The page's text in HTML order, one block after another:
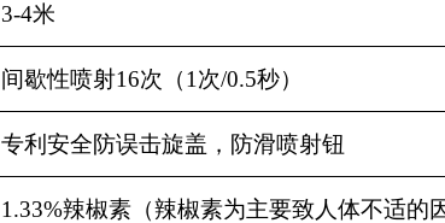
3-4米
间歇性喷射16次（1 次/0.5秒）
专利安全防误击旋盖，防滑喷射钮
1.33%辣椒素（辣椒素为主要致人体不适的